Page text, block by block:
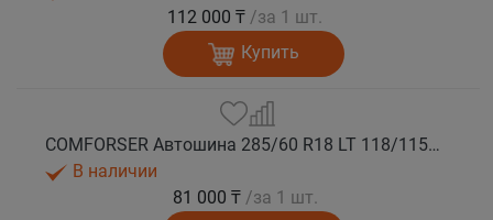
112 000 ₸ /за 1 шт.
Купить
COMFORSER Автошина 285/60 R18 LT 118/115S CF1100 8PR RWL лето
В наличии
81 000 ₸ /за 1 шт.